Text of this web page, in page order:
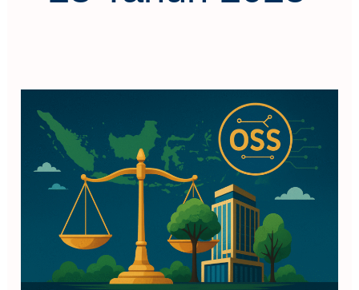
Lingkungan
Perizinan
Berusaha